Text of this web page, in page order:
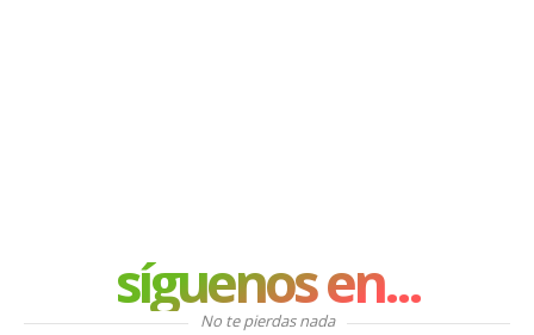
síguenos en...
No te pierdas nada